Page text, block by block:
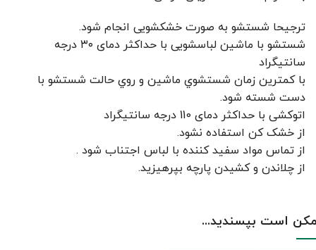
ترجیحا شستشو به صورت خشکشویی انجام شود.
شستشو با ماشین لباسشویی با حداکثر دمای ۳۰ درجه
سانتیگراد
با کمترين زمان شستشوي ماشين و روي حالت شستشو با
دست شسته شود.
اتوکشی با حداکثر دمای 110 درجه سانتیگراد
از خشک کن استفاده نشود.
از تماس مواد سفید کننده با لباس اجتناب شود .
از چلاندن و کشيدن پارچه بپرهيزيد.
است بپسندید...